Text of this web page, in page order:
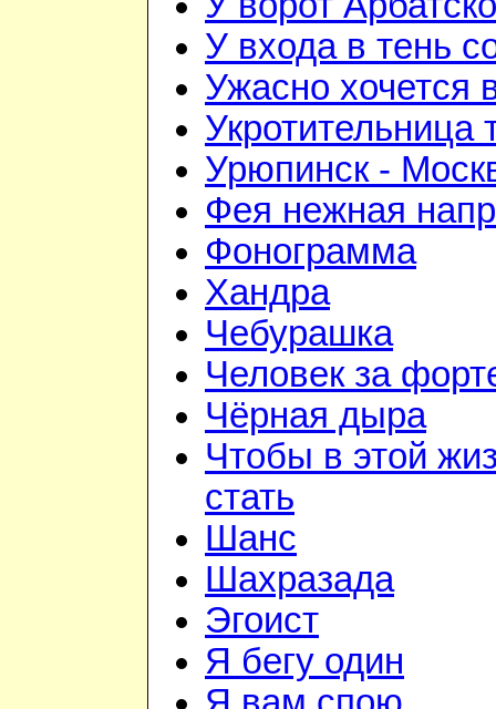
У входа в тень
Ужасно хочется
Укротительница
Урюпинск -
Фея нежная
Фонограмма
Хандра
Чебурашка
Человек за
Чёрная дыра
Чтобы в этой
стать
Шанс
Шахразада
Эгоист
Я бегу один